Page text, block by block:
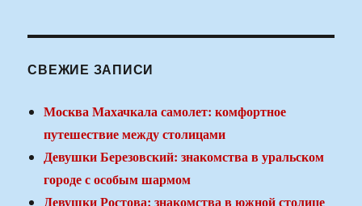
СВЕЖИЕ ЗАПИСИ
Москва Махачкала самолет: комфортное
путешествие между столицами
Девушки Березовский: знакомства в уральском
городе с особым шармом
Девушки Ростова: знакомства в южной столице